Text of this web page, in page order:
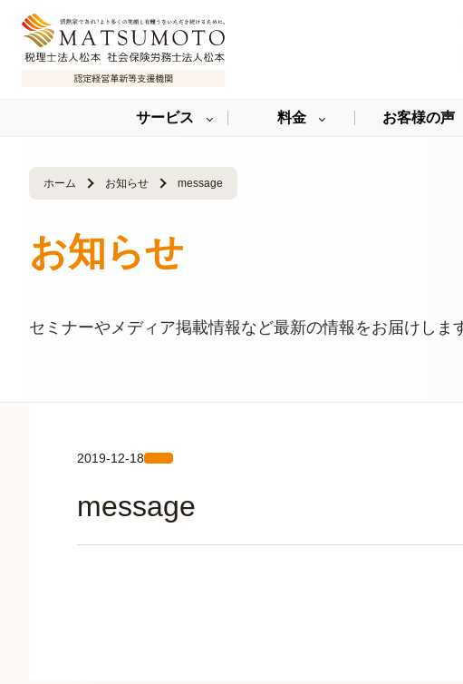
サービス 料金 お客様の声
ホーム お知らせ message
お知らせ
セミナーやメディア掲載情報など最新の情報をお届けしま
2019-12-18
message